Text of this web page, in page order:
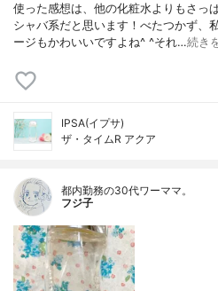
使った感想は、他の化粧水よりもさっ
シャバ系だと思います！べたつかず、
ージもかわいいですよね^ ^それ…続き
IPSA(イプサ)
ザ・タイムR アクア
都内勤務の30代ワーママ。
フジ子